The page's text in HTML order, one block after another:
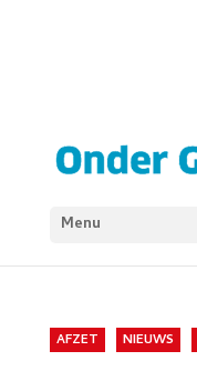
Menu
AFZET NIEUWS